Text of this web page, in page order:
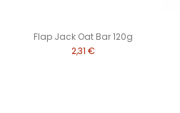
Flap Jack Oat Bar 120g
2,31 €